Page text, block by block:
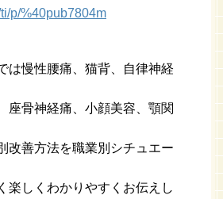
p/%40pub7804m
は慢性腰痛、猫背、自律神経
座骨神経痛、小顔美容、顎関
改善方法を職業別シチュエー
楽しくわかりやすくお伝えし